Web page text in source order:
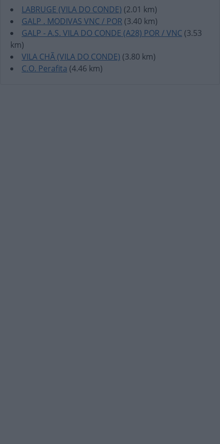
LABRUGE (VILA DO CONDE) (2.01 km)
GALP . MODIVAS VNC / POR (3.40 km)
GALP - A.S. VILA DO CONDE (A28) POR / VNC (3.53
km)
VILA CHÃ (VILA DO CONDE) (3.80 km)
C.O. Perafita (4.46 km)